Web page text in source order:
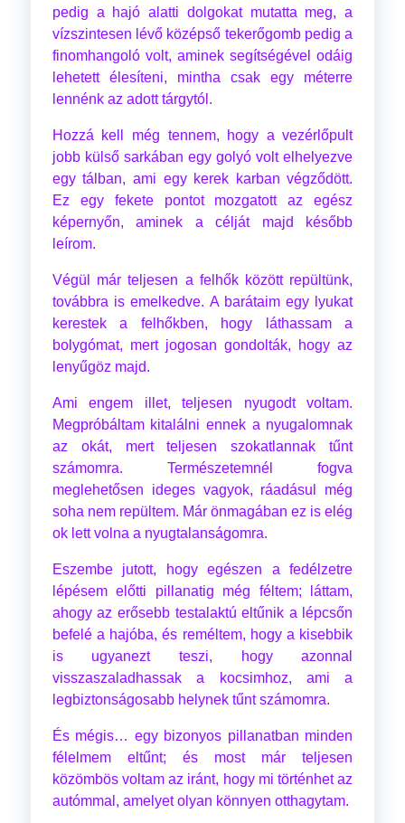
pedig a hajó alatti dolgokat mutatta meg, a
vízszintesen lévő középső tekerőgomb pedig a
finomhangoló volt, aminek segítségével odáig
lehetett élesíteni, mintha csak egy méterre
lennénk az adott tárgytól.
Hozzá kell még tennem, hogy a vezérlőpult
jobb külső sarkában egy golyó volt elhelyezve
egy tálban, ami egy kerek karban végződött.
Ez egy fekete pontot mozgatott az egész
képernyőn, aminek a célját majd később
leírom.
Végül már teljesen a felhők között repültünk,
továbbra is emelkedve. A barátaim egy lyukat
kerestek a felhőkben, hogy láthassam a
bolygómat, mert jogosan gondolták, hogy az
lenyűgöz majd.
Ami engem illet, teljesen nyugodt voltam.
Megpróbáltam kitalálni ennek a nyugalomnak
az okát, mert teljesen szokatlannak tűnt
számomra. Természetemnél fogva
meglehetősen ideges vagyok, ráadásul még
soha nem repültem. Már önmagában ez is elég
ok lett volna a nyugtalanságomra.
Eszembe jutott, hogy egészen a fedélzetre
lépésem előtti pillanatig még féltem; láttam,
ahogy az erősebb testalaktú eltűnik a lépcsőn
befelé a hajóba, és reméltem, hogy a kisebbik
is ugyanezt teszi, hogy azonnal
visszaszaladhassak a kocsimhoz, ami a
legbiztonságosabb helynek tűnt számomra.
És mégis… egy bizonyos pillanatban minden
félelmem eltűnt; és most már teljesen
közömbös voltam az iránt, hogy mi történhet az
autómmal, amelyet olyan könnyen otthagytam.